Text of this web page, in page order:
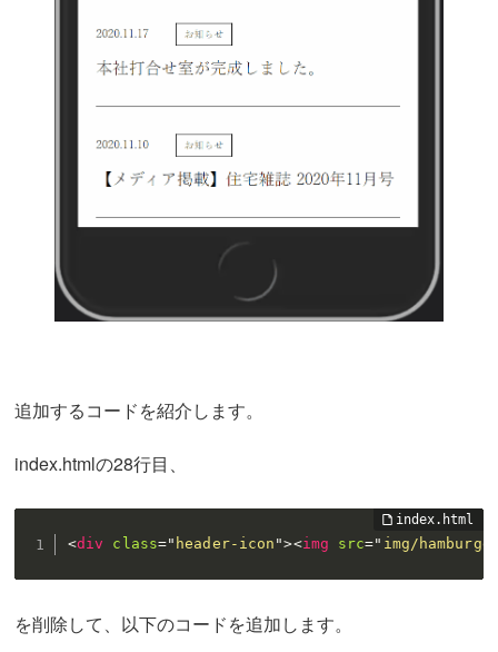
追加するコードを紹介します。
index.htmlの28行目、
<div class=" header-icon "><img src=" img/
を削除して、以下のコードを追加します。